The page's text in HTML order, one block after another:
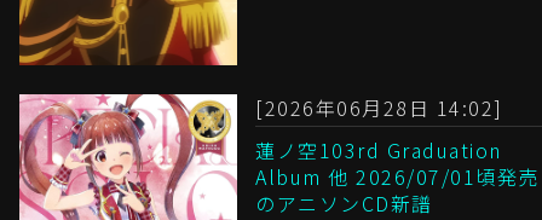
[2026年06月28日 14:02]
蓮ノ空103rd Graduation
Album 他 2026/07/01頃発売
のアニソンCD新譜